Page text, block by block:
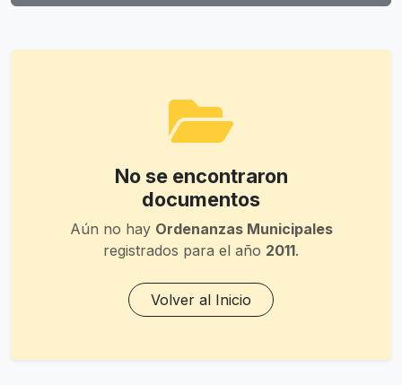
No se encontraron
documentos
Aún no hay Ordenanzas Municipales
registrados para el año 2011.
Volver al Inicio